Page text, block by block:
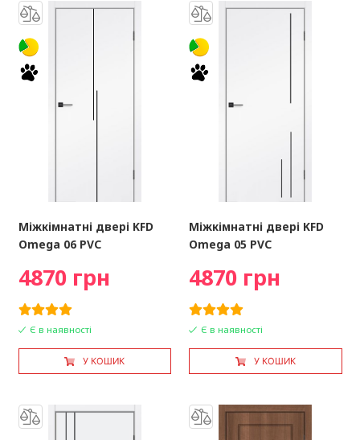
Міжкімнатні двері KFD
Omega 06 PVC
4870 грн
Є в наявності
У КОШИК
Міжкімнатні двері KFD
Omega 05 PVC
4870 грн
Є в наявності
У КОШИК